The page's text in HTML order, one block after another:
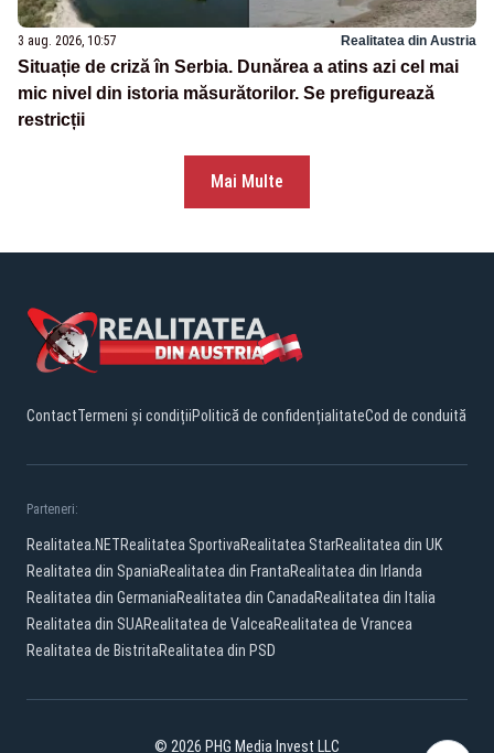
3 aug. 2026, 10:57 Realitatea din Austria
Situație de criză în Serbia. Dunărea a atins azi cel mai
mic nivel din istoria măsurătorilor. Se prefigurează
restricții
Mai Multe
ContactTermeni și condițiiPolitică de confidențialitateCod de conduită
Parteneri:
Realitatea.NETRealitatea SportivaRealitatea StarRealitatea din UK
Realitatea din SpaniaRealitatea din FrantaRealitatea din Irlanda
Realitatea din GermaniaRealitatea din CanadaRealitatea din Italia
Realitatea din SUARealitatea de ValceaRealitatea de Vrancea
Realitatea de BistritaRealitatea din PSD
© 2026 PHG Media Invest LLC